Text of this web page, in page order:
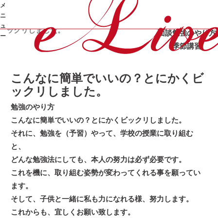
メ
ニ
ュ
ー
/ 体験記 / 勉強のや
こんなに簡単でいいの？とにかくビ
ックリしました。
合格体験記
面談勉強のやり方
季節講習
こんなに簡単でいいの？とにかくビ
ックリしました。
勉強のやり方
こんなに簡単でいいの？とにかくビックリしました。
それに、勉強を（予習）やって、学校の授業に取り組む
と、
どんな勉強法にしても、本人の努力は必ず必要です。
これを機に、取り組む姿勢が変わってくれる事を願ってい
ます。
そして、子供と一緒に私も力になれる様、努力します。
これからも、宜しくお願い致します。